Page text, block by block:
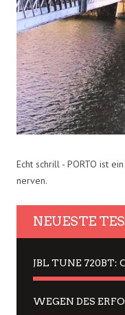
Echt schrill - PORTO ist
nerven.
NEUESTE